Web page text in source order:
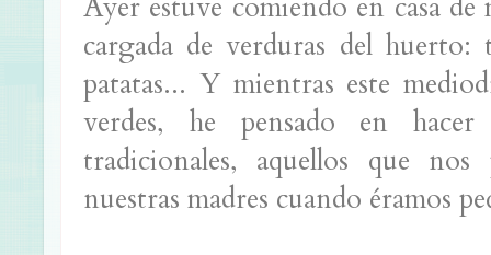
Ayer estuve comiendo en casa
cargada de verduras del huerto:
patatas... Y mientras este
verdes, he pensado en
tradicionales, aquellos que nos
nuestras madres cuando éramos